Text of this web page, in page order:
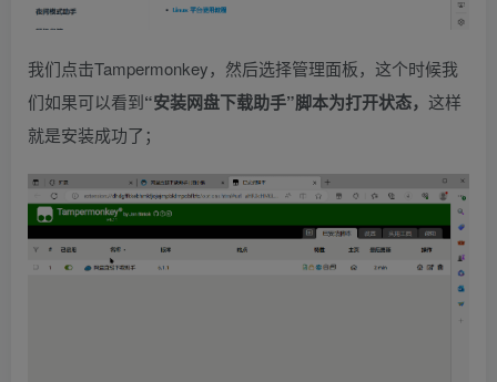
我们点击Tampermonkey，然后选择管理面板，这个时候我
们如果可以看到“安装网盘下载助手”脚本为打开状态， 这样
就是安装成功了；